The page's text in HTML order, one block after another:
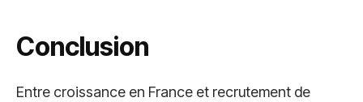
Conclusion
Entre croissance en France et recrutement de